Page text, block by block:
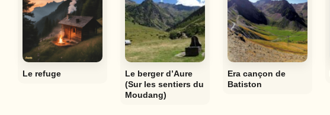
Le refuge
Le berger d’Aure
(Sur les sentiers du
Moudang)
Era cançon de
Batiston